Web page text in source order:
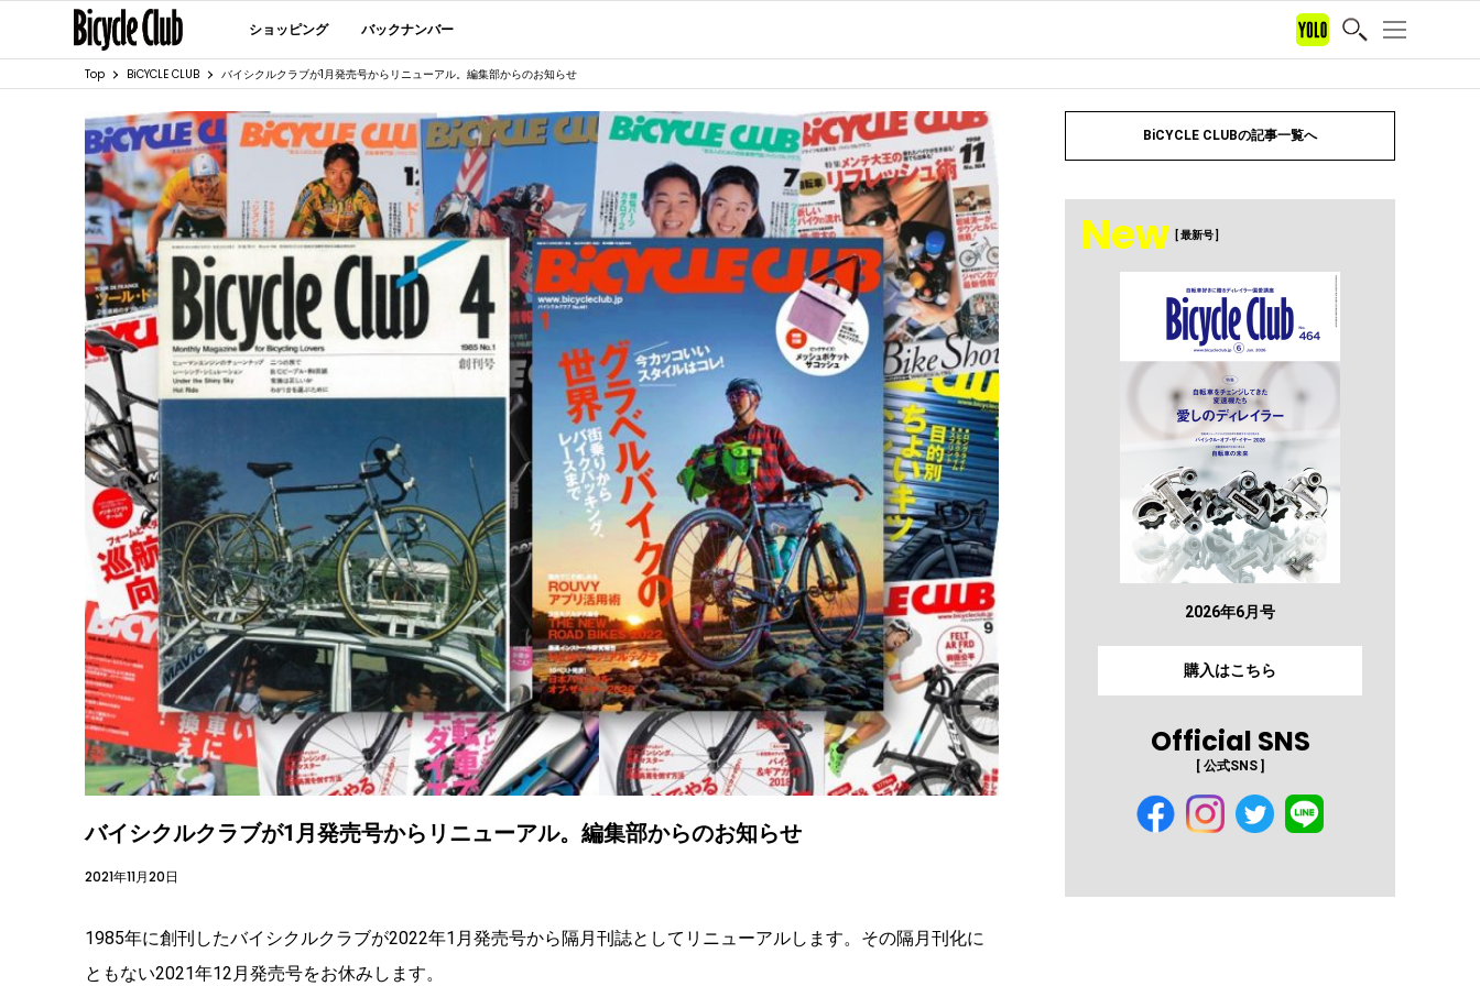
ショッピング バックナンバー
Top BiCYCLE CLUB バイシクルクラブが1月発売号からリニューアル。編集部からのお知らせ
バイシクルクラブが1月発売号からリニューアル。編集部からのお知らせ
2021年11月20日
1985年に創刊したバイシクルクラブが2022年1月発売号から隔月刊誌としてリニューアルします。その隔月刊化に
ともない2021年12月発売号をお休みします。
BiCYCLE CLUBの記事一覧へ
New [ 最新号 ]
2026年6月号
購入はこちら
Official SNS
[ 公式SNS ]